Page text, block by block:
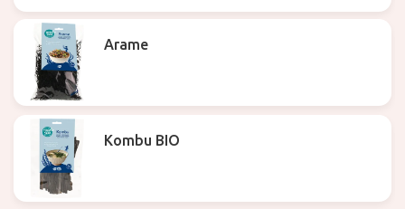
Arame
Kombu BIO